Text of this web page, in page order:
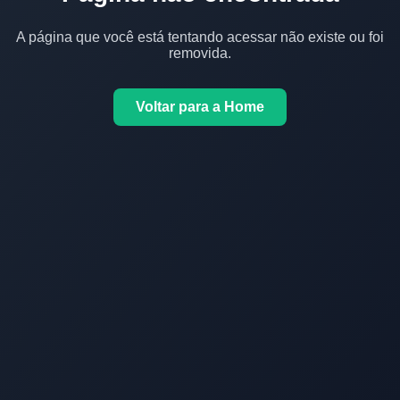
A página que você está tentando acessar não existe ou foi
removida.
Voltar para a Home